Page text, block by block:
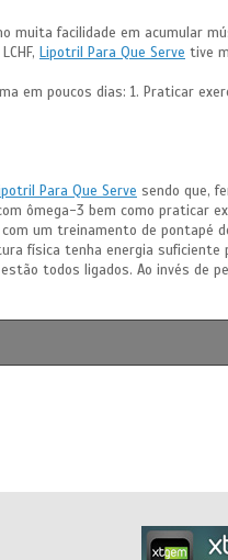
muita facilidade em acumular
Lipotril Para Que Serve tive
em poucos dias: 1. Praticar
Para Que Serve sendo que,
ômega-3 bem como praticar
um treinamento de pontapé
física tenha energia
todos ligados. Ao invés de